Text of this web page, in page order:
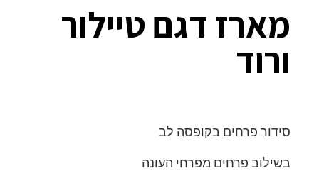
מארז דגם טיילור
ורוד
סידור פרחים בקופסה לב
בשילוב פרחים מפרחי העונה